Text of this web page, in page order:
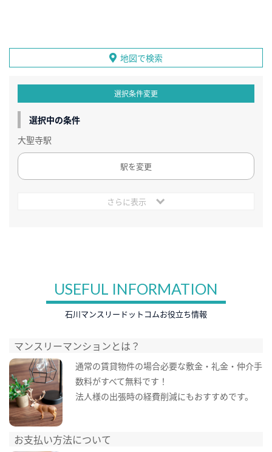
地図で検索
選択条件変更
選択中の条件
大聖寺駅
駅を変更
さらに表示
USEFUL INFORMATION
石川マンスリードットコムお役立ち情報
マンスリーマンションとは？
通常の賃貸物件の場合必要な敷金・礼金・仲介手
数料がすべて無料です！
法人様の出張時の経費削減にもおすすめです。
お支払い方法について